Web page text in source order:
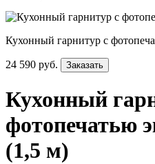
Кухонный гарнитур с
24 590 руб. Заказать
Кухонный
фотопечатью
(1,5 м)